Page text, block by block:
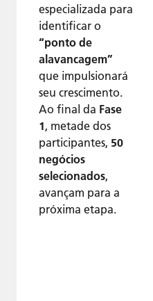
especializada para
identificar o
“ponto de
alavancagem”
que impulsionará
seu crescimento.
Ao final da Fase
1, metade dos
participantes, 50
negócios
selecionados,
avançam para a
próxima etapa.